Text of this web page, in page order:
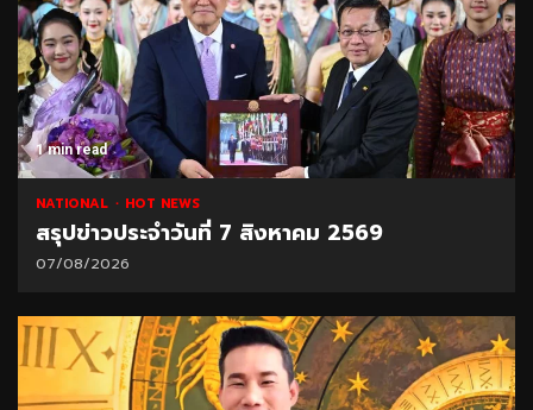
1 min read
NATIONAL HOT NEWS
สรุปข่าวประจำวันที่ 7 สิงหาคม 2569
07/08/2026